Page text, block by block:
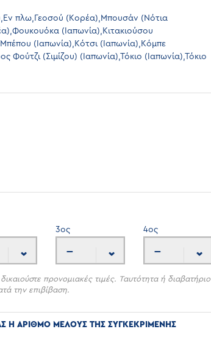
πλω,Γεοσού (Κορέα),Μπουσάν (Νότια
(Ιαπωνία),Κιτακιούσου
(Ιαπωνία),Κότσι (Ιαπωνία),Κόμπε
Φούτζι (Σιμίζου) (Ιαπωνία),Τόκιο (Ιαπωνία),Τόκιο
3ος
---
4ος
---
προνομιακές τιμές. Ταυτότητα ή διαβατήριο
την επιβίβαση.
Η ΑΡΙΘΜΟ ΜΕΛΟΥΣ ΤΗΣ ΣΥΓΚΕΚΡΙΜΕΝΗΣ